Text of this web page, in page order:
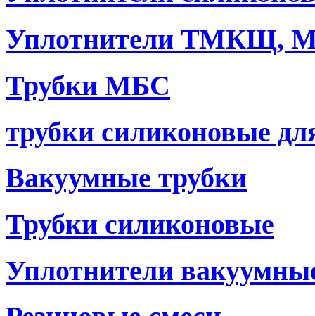
Уплотнители ТМКЩ,
Трубки МБС
трубки силиконовые
Вакуумные трубки
Трубки силиконовые
Уплотнители